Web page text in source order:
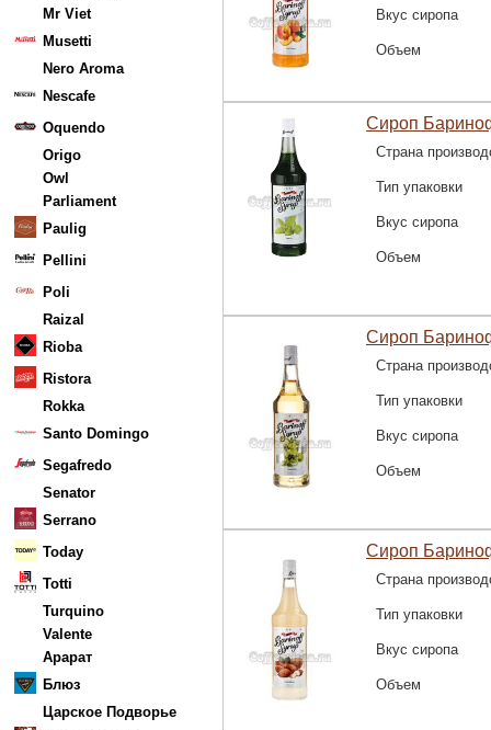
Mr Viet
Musetti
Nero Aroma
Nescafe
Oquendo
Origo
Owl
Parliament
Paulig
Pellini
Poli
Raizal
Rioba
Ristora
Rokka
Santo Domingo
Segafredo
Senator
Serrano
Today
Totti
Turquino
Valente
Арарат
Блюз
Царское Подворье
Вкус сиропа
Объем
Сироп
Страна
Тип упаковки
Вкус сиропа
Объем
Сироп
Страна
Тип упаковки
Вкус сиропа
Объем
Сироп
Страна
Тип упаковки
Вкус сиропа
Объем